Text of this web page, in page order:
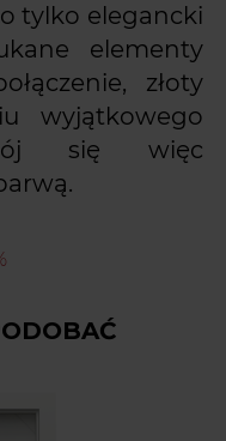
tylko elegancki
elementy
złoty
wyjątkowego
się więc